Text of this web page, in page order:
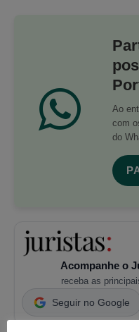
Ao
com
do
Acompanhe o
receba as
Seguir no Google